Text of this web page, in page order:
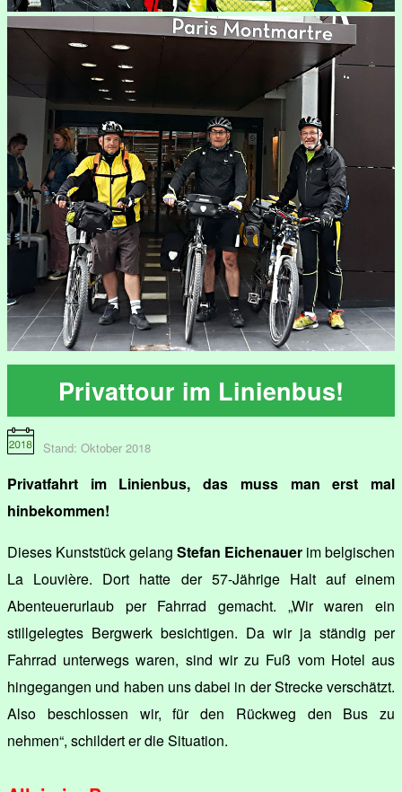
Privattour im Linienbus!
Stand: Oktober 2018
Privatfahrt im Linienbus, das muss man erst mal
hinbekommen!
Dieses Kunststück gelang Stefan Eichenauer im belgischen
La Louvière. Dort hatte der 57-Jährige Halt auf einem
Abenteuerurlaub per Fahrrad gemacht. „Wir waren ein
stillgelegtes Bergwerk besichtigen. Da wir ja ständig per
Fahrrad unterwegs waren, sind wir zu Fuß vom Hotel aus
hingegangen und haben uns dabei in der Strecke verschätzt.
Also beschlossen wir, für den Rückweg den Bus zu
nehmen“, schildert er die Situation.